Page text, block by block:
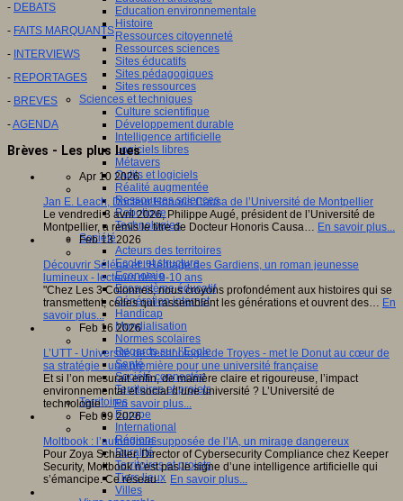
Education environnementale
Histoire
Ressources citoyenneté
Ressources sciences
Sites éducatifs
Sites pédagogiques
Sites ressources
Sciences et techniques
Culture scientifique
Développement durable
Intelligence artificielle
Logiciels libres
Métavers
Outils et logiciels
Réalité augmentée
Ressources sciences
Robotique
Technologies
Société
Acteurs des territoires
Ecole et structure
Economie
Ecosystème éducatif
Génération internet
Handicap
Mondialisation
Normes scolaires
Regards sur l’Ecole
Santé
Société connectée
Territoires et projets
Territoires
Europe
International
Régions
Ruralité
Territoires et projets
Tiers lieux
Villes
- DEBATS
- FAITS MARQUANTS
- INTERVIEWS
- REPORTAGES
- BREVES
-AGENDA
Brèves - Les plus lues
Apr 10 2026
Jan E. Leach, Docteur Honoris Causa de l’Université de Montpellier
Le vendredi 3 avril 2026, Philippe Augé, président de l’Université de
Montpellier, a remis le titre de Docteur Honoris Causa… En savoir plus...
Feb 13 2026
Découvrir Séléna et l’Héritage des Gardiens, un roman jeunesse
lumineux - lecteurs dès 9-10 ans
"Chez Les 3 Colonnes, nous croyons profondément aux histoires qui se
transmettent, celles qui rassemblent les générations et ouvrent des… En
savoir plus...
Feb 16 2026
L’UTT - Université de Technologie de Troyes - met le Donut au cœur de
sa stratégie : une première pour une université française
Et si l’on mesurait enfin, de manière claire et rigoureuse, l’impact
environnemental et social d’une université ? L’Université de
technologie…En savoir plus...
Feb 09 2026
Moltbook : l’autonomie supposée de l’IA, un mirage dangereux
Pour Zoya Schaller, Director of Cybersecurity Compliance chez Keeper
Security, Moltbook n’est pas le signe d’une intelligence artificielle qui
s’émancipe. Ce réseau… En savoir plus...